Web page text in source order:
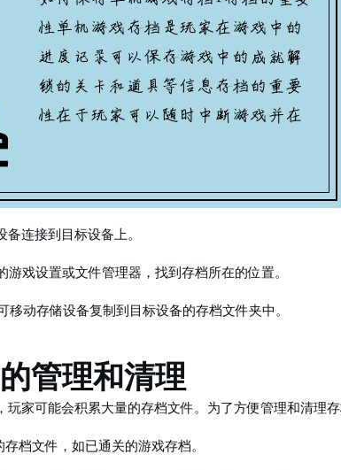
连接到目标设备上。
游戏设置或文件管理器，找到存档所在的位置。
移动存储设备复制到目标设备的存档文件夹中。
管理和清理
玩家可能会积累大量的存档文件。为了方便管理和清理
档文件，如已通关的游戏存档。